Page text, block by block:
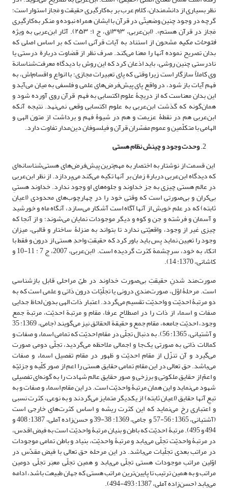
نظر بسیاری از دانشمندان، کلام عرب بر به‌کارگیری حقیقت و مَجاز استوار است؛
گرچه در وجود چنین وضعیتّی در قرآن با ایشان همراه نبوده و منکر به‌کارگیری
مَجاز در قرآن هستم». (ابن‌عربی، ۱۳۹۳ق، ج ۱: ۲۵۳). آثار ابن‌عربی به ویژه
فتوحات مکیهمشحون از استناد به آیات قرآنی است که بر اساس اصلی که
بدان تصریح نموده آنها را معنا می‌کند. صرف نظر از قضاوت دربارة درستی یا
نادرستی چنین روشی، باید اذعان کرد که این روش با دیدگاه معرفت‌شناسانة
وی کاملاً سازگار است زیرا وقتی که پای تعبیرات مجازی؛ با انواع و اقسام‌اش، به
فهم آیات باز شود، در واقع پای پیش‌فرض‌های علمی و فلسفی به میان می‌آید و
این بدان معناست که از دریچۀ علوم اکتسابی به فهم قرآن روی آورده شود و
همان‌گونه که گذشت ابن‌عربی به علوم اکتسابی وقعی نمی‌نهد. نتیجه آنکه
ابن‌عربی هم در نقطۀ عزیمت و هم در شیوۀ فهم و برداشت از متون الهی و
الهامی با متکلّمین و عموم مفسّران قرآن و فیلسوفان دین‌مدار تفاوت دارد.
وحدت وجود و چینش نظام هستی
این قسمت از نوشتار به اختصار به مهم‌ترین پیش‌فرض‌های هستی‌شناسانه‌ای
که دیدگاه ابن‌عربی دربارة زمان بر آنها تکیه می‌کند می‌پردازد. از نظر ابن‌عربی
در عالم هستی چیزی به جز خداوند و جلوه‌های او وجود ندارد. خداوند هستیِ
بی‌کران و بی‌صورتی است که وقتی خود را در چهارچوب‌های محدودی (اعیان
ثابته) که در علم خویش از آنها آگاه است آشکار می‌سازد، آنگاه ماه و خورشید
و آسمان و فرشته و جن و کوه و دیگر موجودات نمایان می‌شوند؛ و از آنجا که
چیزی غیر از وجود، واقعیّتی ندارد تا بتواند به منزلۀ ساختار و قالبی، میزان
وجود را تعیین نماید پس باید باور کرد که حقیقتِ واحدِ هستی از درون و فقط با
اتکاء به خود، سرچشمة کثرت گردیده است. (ابن‌عربی، 2007، ج 7 : 11-10 و
کاشانی، 1370: 14).
صورت‌مند‌ شدنِ حقیقتِ بی‌صورت خداوند در طیّ مراحلی قابل بازشناسی
است. مرحلۀ اوّل، صورت‌مندی درونی یا تجلّیّات درون ذاتی و علمی است که به
دو مرتبۀ احدیّت و واحدیّت تقسیم می‌گردد. اعتبار ذات الهی بدون لحاظ جدایی
صفات و اسماء از ذات را در اصطلاح عرفا، مقام و مرتبة احدیّت، مرتبة جمع
وجود، احدیّت جامعه، مقام جمع و حقیقة الحقائق نیز می‌گویند (جامی، 1369: 35
و آشتیانی، 1365: 56). به دنبال تجلّی در مقام احدیّت که تمامی اسماء و صفات و
کمالات ذاتی به صورتی یک‌جا و اجمالی ملاحظه می‌گردید، تجلّی دومی صورت
می‌گیرد و آن تنزّل از مقام احدیّت و ظهور در مقام تفصیل اسماء و صفات
می‌باشد. حق تعالی در این مقام تمامی حقایق هستی را اعم از صور کلّیه و جزئیّه
و اعمّ از حقایق ملکوتی و برزخی و صور حقایق عالم شهادت را به گونه‌ای تفصیلی
شهود می‌نماید و این همان مرتبۀ واحدیّت است. در این مقام اسماء و صفات و به
تبعِ آنها حقایق (اعیان ثابته) از یکدیگر متمایز می‌گردند و به نوعی، کثرت نسبی
و اعتباری رخ می‌نماید که این کثرت ریشه و اساس کثرت‌های خارجی است
(آشتیانی، 1365: 56-57 و جامی‌، 1369: 38-39 و حسن‌زاده آملی، 1387: 408 و
494 و 495). مرتبۀ احدیّت که باطن و بنیان مرتبۀ واحدیّت است به فیض اقدس،
در مرتبۀ واحدیّت تجلّی می‌یابد و مرتبۀ واحدیّت، بنیاد و باطن تمامی موجودات
در مراتب بعدی تجلّیات می‌باشد. در این مرحله حق تعالی با فیض مقدّس در
اوّلین مراتب موجودات هستی تجلّی می‌یابد و همین تجلّی معبَر تجلّی دومین
مراتب و به همین ترتیب تا پایین‌ترین مراتب هستی که جهان طبیعت باشد، ادامه
می‌یابد (حسن‌زاده آملی، 1387: 493-494).